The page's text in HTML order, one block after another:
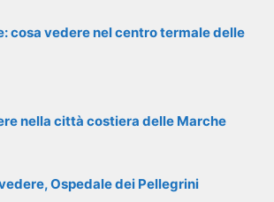
cosa vedere nel centro termale delle
nella città costiera delle Marche
Ospedale dei Pellegrini